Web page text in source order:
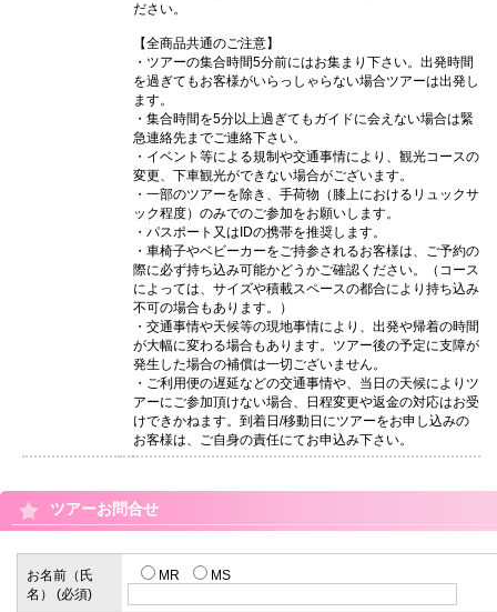
ださい。
【全商品共通のご注意】
・ツアーの集合時間5分前にはお集まり下さい。出発時間
を過ぎてもお客様がいらっしゃらない場合ツアーは出発し
ます。
・集合時間を5分以上過ぎてもガイドに会えない場合は緊
急連絡先までご連絡下さい。
・イベント等による規制や交通事情により、観光コースの
変更、下車観光ができない場合がございます。
・一部のツアーを除き、手荷物（膝上におけるリュックサ
ック程度）のみでのご参加をお願いします。
・パスポート又はIDの携帯を推奨します。
・車椅子やベビーカーをご持参されるお客様は、ご予約の
際に必ず持ち込み可能かどうかご確認ください。（コース
によっては、サイズや積載スペースの都合により持ち込み
不可の場合もあります。）
・交通事情や天候等の現地事情により、出発や帰着の時間
が大幅に変わる場合もあります。ツアー後の予定に支障が
発生した場合の補償は一切ございません。
・ご利用便の遅延などの交通事情や、当日の天候によりツ
アーにご参加頂けない場合、日程変更や返金の対応はお受
けできかねます。到着日/移動日にツアーをお申し込みの
お客様は、ご自身の責任にてお申込み下さい。
ツアーお問合せ
お名前（氏
名） (必須)
MR MS